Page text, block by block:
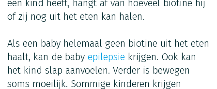
een kind heeft, hangt af van hoeveel biotine hij
of zij nog uit het eten kan halen.
Als een baby helemaal geen biotine uit het eten
haalt, kan de baby epilepsie krijgen. Ook kan
het kind slap aanvoelen. Verder is bewegen
soms moeilijk. Sommige kinderen krijgen